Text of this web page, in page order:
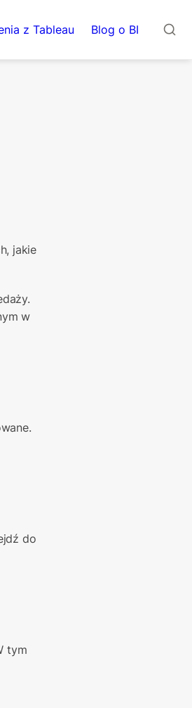
z Tableau Blog o BI
jakie
w
do
tym